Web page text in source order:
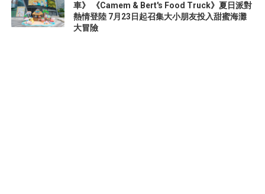
車》 《Camem & Bert's Food Truck》夏日派對
熱情登陸 7月23日起召集大小朋友投入甜蜜海灘
大冒險